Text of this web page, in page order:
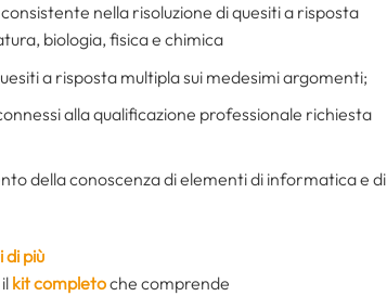
nella risoluzione di quesiti a risposta
biologia, fisica e chimica
a risposta multipla sui medesimi argomenti;
alla qualificazione professionale richiesta
della conoscenza di elementi di informatica e di
di più
kit completoche comprende